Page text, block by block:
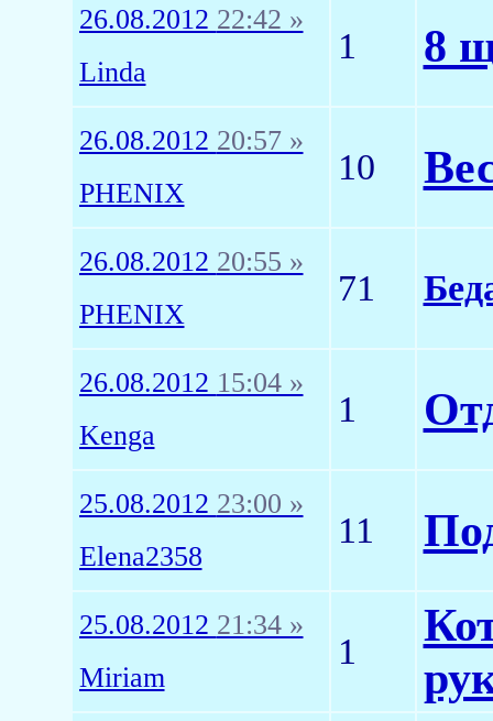
26.08.2012 22:42 »
Linda
1 8
26.08.2012 20:57 »
PHENIX
10
26.08.2012 20:55 »
PHENIX
71
26.08.2012 15:04 »
Kenga
1
25.08.2012 23:00 »
Elena2358
11
25.08.2012 21:34 »
Miriam
1